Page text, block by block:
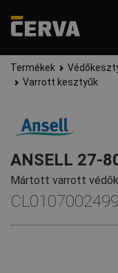
Termékek
Varrott kesztyűk
ANSELL 27-
Mártott varrott
CL0107002499